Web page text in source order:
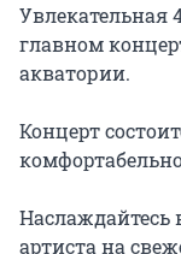
Увлекательная
главном
акватории.
Концерт
артиста на